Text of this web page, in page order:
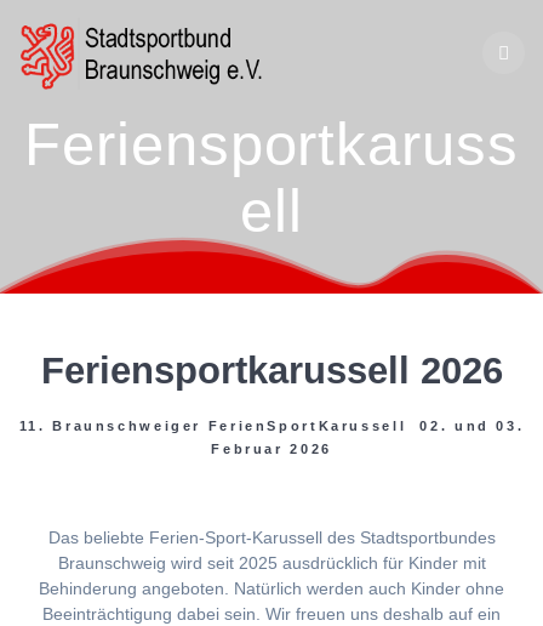
Feriensportkaruss
ell
Feriensportkarussell 2026
11. Braunschweiger FerienSportKarussell 02. und 03.
Februar 2026
Das beliebte Ferien-Sport-Karussell des Stadtsportbundes
Braunschweig wird seit 2025 ausdrücklich für Kinder mit
Behinderung angeboten. Natürlich werden auch Kinder ohne
Beeinträchtigung dabei sein. Wir freuen uns deshalb auf ein